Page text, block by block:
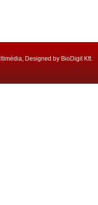
Designed by BioDigit Kft.